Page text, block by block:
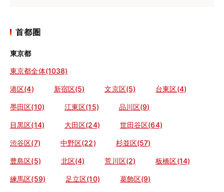
首都圏
東京都
東京都全体(1038)
港区(4) 新宿区(5) 文京区(5) 台東区(4)
墨田区(10) 江東区(15) 品川区(9)
目黒区(14) 大田区(24) 世田谷区(64)
渋谷区(7) 中野区(22) 杉並区(57)
豊島区(5) 北区(4) 荒川区(2) 板橋区(14)
練馬区(59) 足立区(10) 葛飾区(9)